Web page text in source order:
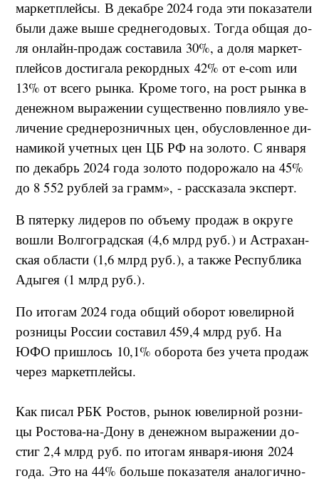
мар­кет­плей­сы. В де­ка­б­ре 2024 го­да эти по­ка­за­те­ли
бы­ли да­же вы­ше сред­не­го­до­вых. То­г­да об­щая до­
ля он­лайн-­про­даж со­ста­ви­ла 30%, а до­ля мар­кет­
плей­сов до­сти­га­ла ре­кор­д­ных 42% от е-com или
13% от все­го ры­н­ка. Кро­ме то­го, на рост ры­н­ка в
де­не­ж­ном вы­ра­же­нии су­ще­ствен­но по­в­ли­я­ло уве­
ли­че­ние сред­не­роз­ни­ч­ных цен, обу­с­ло­в­лен­ное ди­
на­ми­кой учет­ных цен ЦБ РФ на зо­ло­то. С ян­ва­ря
по де­кабрь 2024 го­да зо­ло­то по­до­ро­жа­ло на 45%
до 8 552 руб­лей за грамм», - рас­ска­за­ла экс­перт.
В пя­тер­ку ли­де­ров по объ­е­му про­даж в окру­ге
во­шли Вол­го­гра­д­ская (4,6 млрд руб.) и Астра­хан­
ская об­ла­сти (1,6 млрд руб.), а та­к­же Рес­пуб­ли­ка
Ады­гея (1 млрд руб.).
По ито­гам 2024 го­да об­щий обо­рот юве­ли­р­ной
роз­ни­цы Рос­сии со­ста­вил 459,4 млрд руб. На
ЮФО при­ш­лось 10,1% обо­ро­та без уче­та про­даж
че­рез мар­кет­плей­сы.
Как пи­сал РБК Ро­стов, ры­нок юве­ли­р­ной роз­ни­
цы Ро­сто­ва-­на-До­ну в де­не­ж­ном вы­ра­же­нии до­
стиг 2,4 млрд руб. по ито­гам ян­ва­ря-и­юня 2024
го­да. Это на 44% боль­ше по­ка­за­те­ля ана­ло­ги­ч­но­